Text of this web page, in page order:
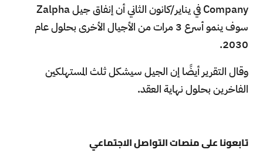
Company في يناير/كانون الثاني أن إنفاق جيل Zalpha
سوف ينمو أسرع 3 مرات من الأجيال الأخرى بحلول عام
2030.
وقال التقرير أيضًا إن الجيل سيشكل ثلث المستهلكين
الفاخرين بحلول نهاية العقد.
تابعونا على منصات التواصل الاجتماعي